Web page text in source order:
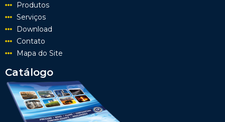
Produtos
Serviços
Download
Contato
Mapa do Site
Catálogo